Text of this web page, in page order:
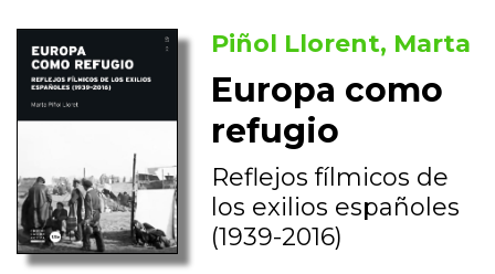
Piñol Llorent, Marta
Europa como
refugio
Reflejos fílmicos de
los exilios españoles
(1939-2016)